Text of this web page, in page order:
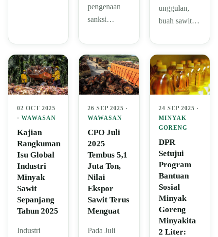
pengenaan
sanksi…
unggulan,
buah sawit…
02 OCT 2025
· WAWASAN
Kajian
Rangkuman
Isu Global
Industri
Minyak
Sawit
Sepanjang
Tahun 2025
Industri
26 SEP 2025 ·
WAWASAN
CPO Juli
2025
Tembus 5,1
Juta Ton,
Nilai
Ekspor
Sawit Terus
Menguat
Pada Juli
24 SEP 2025 ·
MINYAK
GORENG
DPR
Setujui
Program
Bantuan
Sosial
Minyak
Goreng
Minyakita
2 Liter: